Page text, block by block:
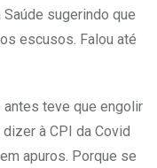
sugerindo que
escusos. Falou até
teve que engolir
à CPI da Covid
apuros. Porque se